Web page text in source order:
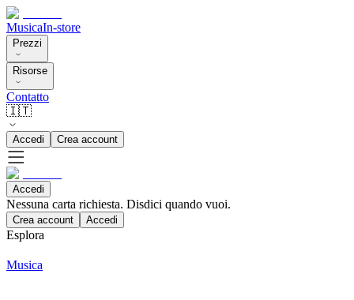
MusicaIn-store
Prezzi
Risorse
Contatto
🇮🇹
Accedi Crea account
Accedi
Nessuna carta richiesta. Disdici quando vuoi.
Crea account Accedi
Esplora
Musica